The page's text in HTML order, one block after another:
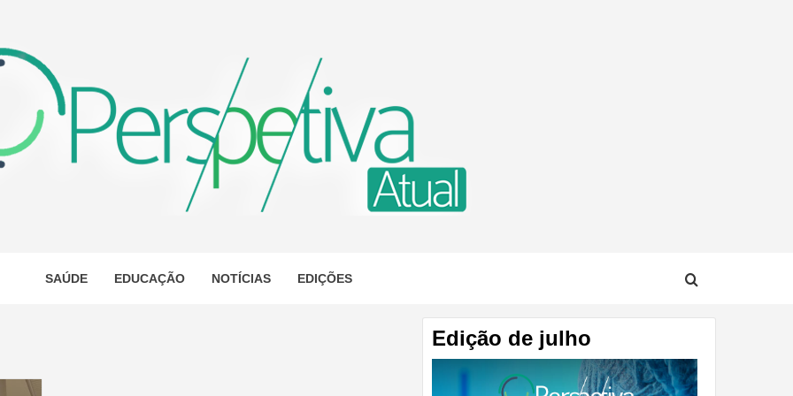
ATUAL
SAÚDE EDUCAÇÃO NOTÍCIAS EDIÇÕES
Edição de julho